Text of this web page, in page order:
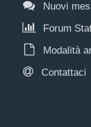
Nuovi
Forum
Modalità
Contattaci